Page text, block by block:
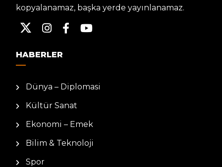
kopyalanamaz, başka yerde yayınlanamaz.
HABERLER
Dünya – Diplomasi
Kültür Sanat
Ekonomi – Emek
Bilim & Teknoloji
Spor